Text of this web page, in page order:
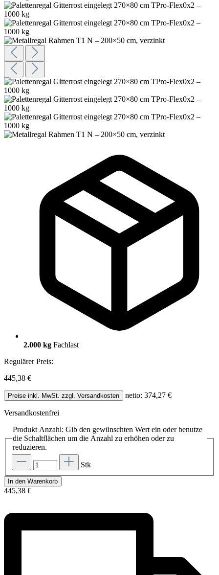
2.000 kg Fachlast
Regulärer Preis:
445,38 €
Preise inkl. MwSt. zzgl. Versandkosten netto: 374,27 €
Versandkostenfrei
Produkt Anzahl: Gib den gewünschten Wert ein oder benutze
die Schaltflächen um die Anzahl zu erhöhen oder zu
reduzieren.
Stk
In den Warenkorb
445,38 €